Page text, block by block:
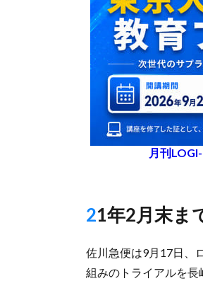
月刊
21年2月末
佐川急便は9月17日、
組みのトライアルを